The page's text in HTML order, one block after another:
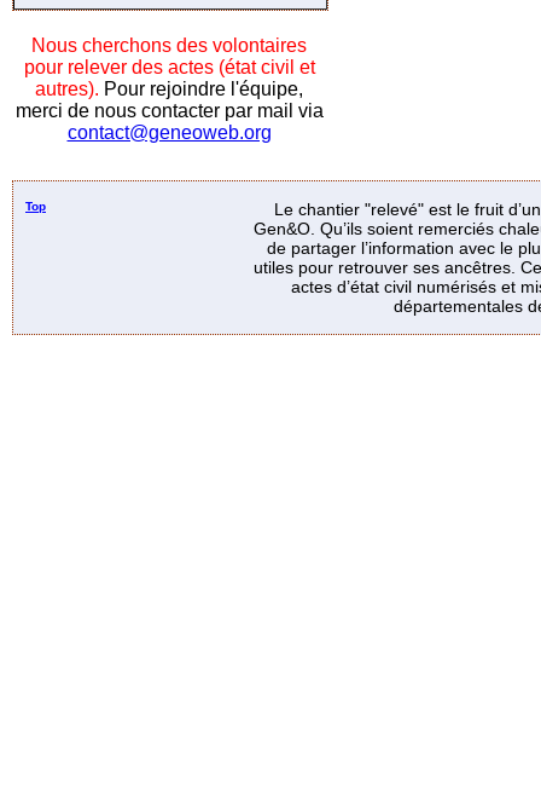
Nous cherchons des volontaires
pour relever des actes (état civil et
autres). Pour rejoindre l'équipe,
merci de nous contacter par mail via
contact@geneoweb.org
Top
Le chantier "relevé" est le fruit
Gen&O. Qu’ils soient remerciés
de partager l’information avec le
utiles pour retrouver ses ancêtres.
actes d’état civil numérisés et
départementales